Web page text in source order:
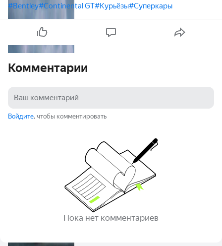
#Bentley#Continental GT#Курьёзы#Суперкары
Комментарии
Войдите, чтобы комментировать
Пока нет комментариев